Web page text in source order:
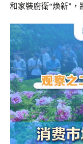
和家裝廚衛“煥新”